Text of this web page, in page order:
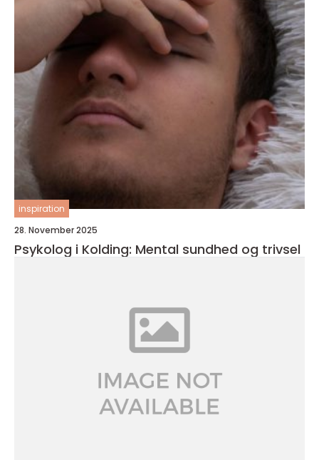
inspiration
28. November 2025
Psykolog i Kolding: Mental sundhed og trivsel